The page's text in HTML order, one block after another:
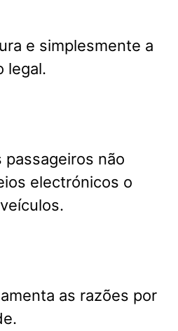
e simplesmente a
legal.
passageiros não
electrónicos o
as razões por